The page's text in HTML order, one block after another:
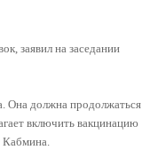
заявил на заседании
Она должна продолжаться
включить вакцинацию
Кабмина.